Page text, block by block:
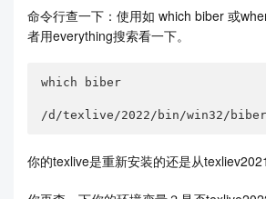
命令行查一下：使用如 which biber 或
者用everything搜索看一下。
which biber
/d/texlive/2022/bin/win32/biber
你的texlive是重新安装的还是从